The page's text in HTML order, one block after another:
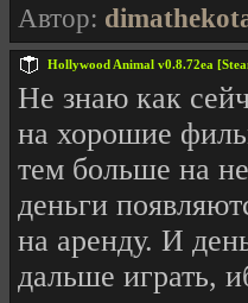
Автор:
Hollywood Animal v0.8.72ea
Не знаю как
на хорошие
тем больше на
деньги
на аренду. И
дальше играть,